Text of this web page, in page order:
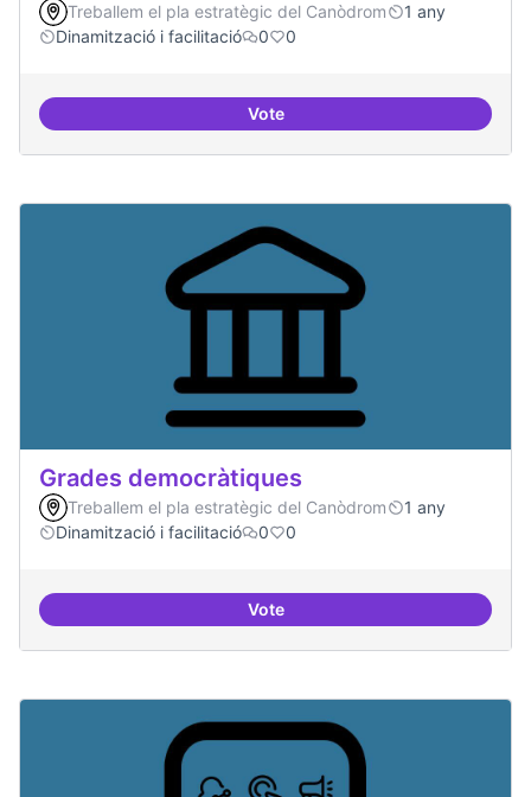
Treballem el pla estratègic del Canòdrom
1 any
Dinamització i facilitació
0 0
VoteEspai grades democràtiques
Grades democràtiques
Treballem el pla estratègic del Canòdrom
1 any
Dinamització i facilitació
0 0
VoteGrades democràtiques